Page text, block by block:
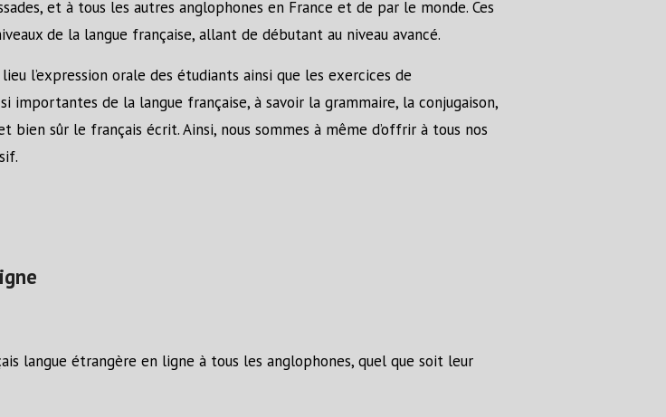
et à tous les autres anglophones en France et de par le monde. Ces
de la langue française, allant de débutant au niveau avancé.
l’expression orale des étudiants ainsi que les exercices de
importantes de la langue française, à savoir la grammaire, la conjugaison,
sûr le français écrit. Ainsi, nous sommes à même d’offrir à tous nos
langue étrangère en ligne à tous les anglophones, quel que soit leur